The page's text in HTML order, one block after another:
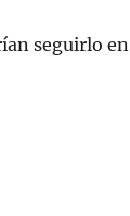
seguirlo en